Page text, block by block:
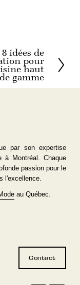
8 idées de
pour
haut
de gamme
par son expertise
à Montréal. Chaque
passion pour le
l'excellence.
au Québec.
Contact